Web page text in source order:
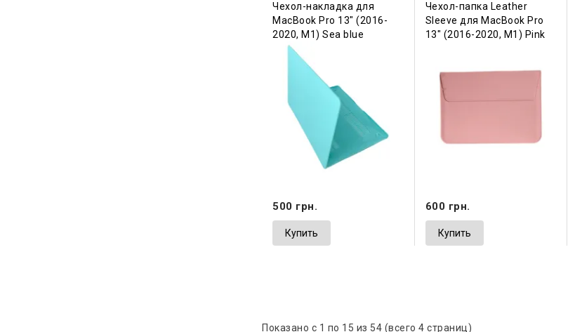
Чехол-накладка для
MacBook Pro 13" (2016-
2020, М1) Sea blue
500 грн.
Купить
Чехол-папка Leather
Sleeve для MacBook Pro
13" (2016-2020, М1) Pink
600 грн.
Купить
Показано с 1 по 15 из 54 (всего 4 страниц)